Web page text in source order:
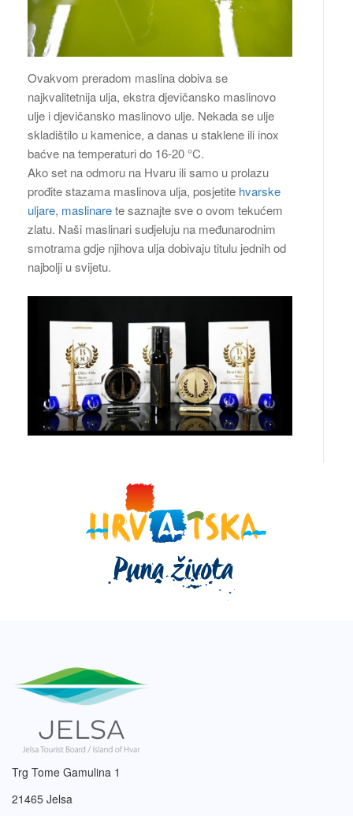
Ovakvom preradom maslina dobiva se
najkvalitetnija ulja, ekstra djevičansko maslinovo
ulje i djevičansko maslinovo ulje. Nekada se ulje
skladištilo u kamenice, a danas u staklene ili inox
baćve na temperaturi do 16-20 °C.
Ako set na odmoru na Hvaru ili samo u prolazu
prođite stazama maslinova ulja, posjetite hvarske
uljare, maslinarete saznajte sve o ovom tekućem
zlatu. Naši maslinari sudjeluju na međunarodnim
smotrama gdje njihova ulja dobivaju titulu jednih od
najbolji u svijetu.
Trg Tome Gamulina 1
21465 Jelsa